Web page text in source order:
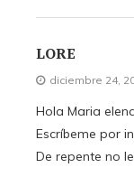
LORE
diciembre 24,
Hola Maria
Escríbeme por
De repente no